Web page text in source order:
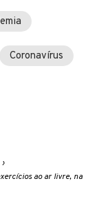
Coronavírus
ao ar livre, na